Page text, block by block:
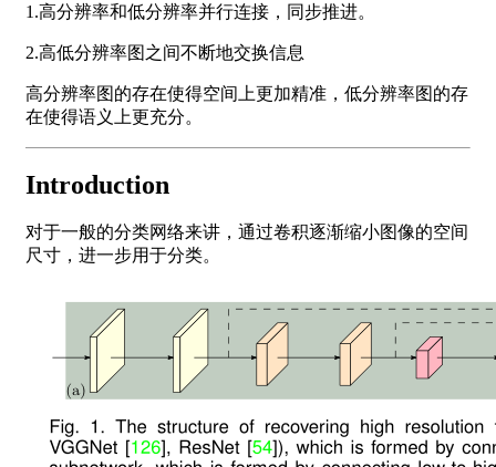
1.高分辨率和低分辨率并行连接，同步推进。
2.高低分辨率图之间不断地交换信息
高分辨率图的存在使得空间上更加精准，低分辨率图的存
在使得语义上更充分。
Introduction
对于一般的分类网络来讲，通过卷积逐渐缩小图像的空间
尺寸，进一步用于分类。